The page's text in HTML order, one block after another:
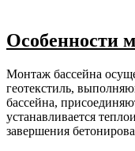
Особенности
Монтаж бассейна
геотекстиль,
бассейна,
устанавливается
завершения